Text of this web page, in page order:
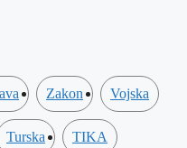
Zakon Vojska
Turska TIKA